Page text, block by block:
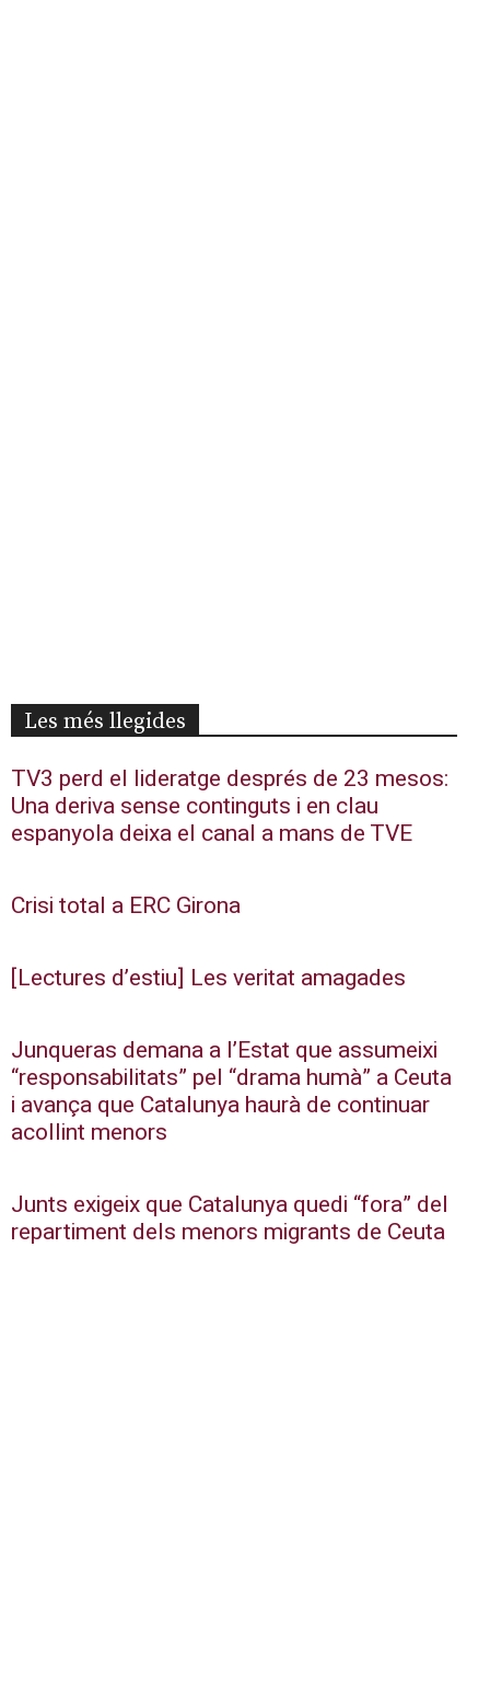
Les més llegides
TV3 perd el lideratge després de 23 mesos:
Una deriva sense continguts i en clau
espanyola deixa el canal a mans de TVE
Crisi total a ERC Girona
[Lectures d’estiu] Les veritat amagades
Junqueras demana a l’Estat que assumeixi
“responsabilitats” pel “drama humà” a Ceuta
i avança que Catalunya haurà de continuar
acollint menors
Junts exigeix que Catalunya quedi “fora” del
repartiment dels menors migrants de Ceuta